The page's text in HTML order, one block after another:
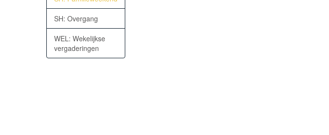
SH: Overgang
WEL: Wekelijkse
vergaderingen